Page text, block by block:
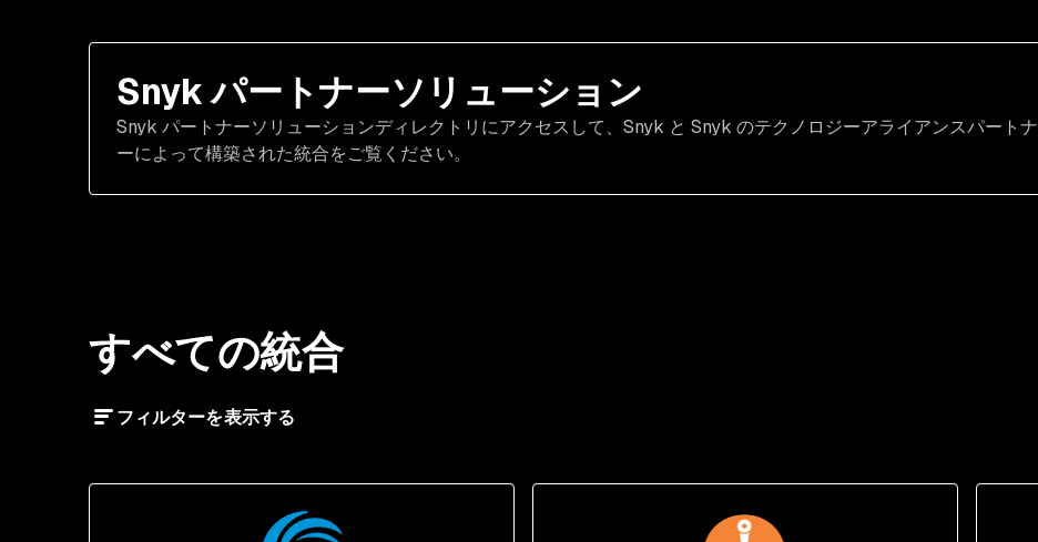
Snyk パートナーソリューション
Snyk パートナーソリューションディレクトリにアクセスして、Snyk と Snyk のテクノロジーアライアンスパートナ
ーによって構築された統合をご覧ください。
すべての統合
フィルターを表示する